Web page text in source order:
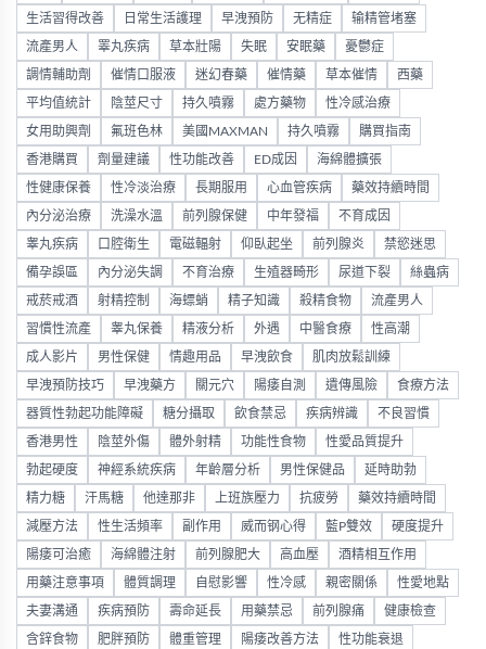
生活習得改善 日常生活護理 早洩預防 无精症 输精管堵塞
流產男人 睪丸疾病 草本壯陽 失眠 安眠藥 憂鬱症
調情輔助劑 催情口服液 迷幻春藥 催情藥 草本催情 西藥
平均值統計 陰莖尺寸 持久噴霧 處方藥物 性冷感治療
女用助興劑 氟班色林 美國MAXMAN 持久噴霧 購買指南
香港購買 劑量建議 性功能改善 ED成因 海綿體擴張
性健康保養 性冷淡治療 長期服用 心血管疾病 藥效持續時間
內分泌治療 洗澡水溫 前列腺保健 中年發福 不育成因
睾丸疾病 口腔衛生 電磁輻射 仰臥起坐 前列腺炎 禁慾迷思
備孕誤區 內分泌失調 不育治療 生殖器畸形 尿道下裂 絲蟲病
戒菸戒酒 射精控制 海螵蛸 精子知識 殺精食物 流產男人
習慣性流產 睾丸保養 精液分析 外遇 中醫食療 性高潮
成人影片 男性保健 情趣用品 早洩飲食 肌肉放鬆訓練
早洩預防技巧 早洩藥方 關元穴 陽痿自測 遺傳風險 食療方法
器質性勃起功能障礙 糖分攝取 飲食禁忌 疾病辨識 不良習慣
香港男性 陰莖外傷 體外射精 功能性食物 性愛品質提升
勃起硬度 神經系統疾病 年齡層分析 男性保健品 延時助勃
精力糖 汗馬糖 他達那非 上班族壓力 抗疲勞 藥效持續時間
減壓方法 性生活頻率 副作用 威而钢心得 藍P雙效 硬度提升
陽痿可治癒 海綿體注射 前列腺肥大 高血壓 酒精相互作用
用藥注意事項 體質調理 自慰影響 性冷感 親密關係 性愛地點
夫妻溝通 疾病預防 壽命延長 用藥禁忌 前列腺痛 健康檢查
含鋅食物 肥胖預防 體重管理 陽痿改善方法 性功能衰退